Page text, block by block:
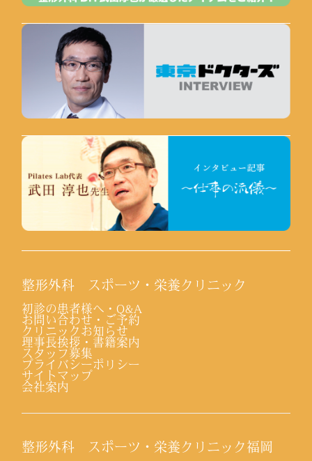
整形外科 スポーツ・栄養クリニック
初診の患者様へ・Q&A
お問い合わせ・ご予約
クリニックお知らせ
理事長挨拶・書籍案内
スタッフ募集
プライバシーポリシー
サイトマップ
会社案内
整形外科 スポーツ・栄養クリニック福岡